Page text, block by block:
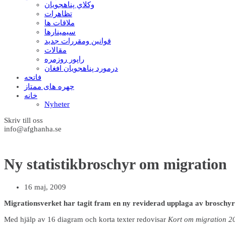
وکلاي پناهجويان
تظاهرات
ملاقات ها
سيمينارها
قوانين ومقررات جديد
مقالات
راپور روزمره
درمورد پناهجويان افغان
فاتحه
چهره های ممتاز
خانه
Nyheter
Skriv till oss
info@afghanha.se
Ny statistikbroschyr om migration
16 maj, 2009
Migrationsverket har tagit fram en ny reviderad upplaga av
Med hjälp av 16 diagram och korta texter redovisar Kort om migration